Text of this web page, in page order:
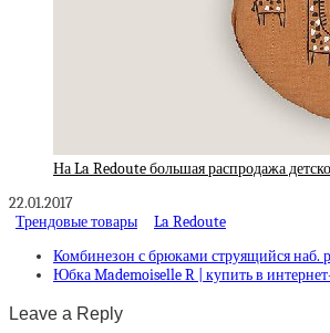
На La Redoute большая распродажа
22.01.2017
Трендовые товары
La Redoute
Комбинезон с брюками струящийся наб.
Юбка Mademoiselle R | купить в
Leave a Reply